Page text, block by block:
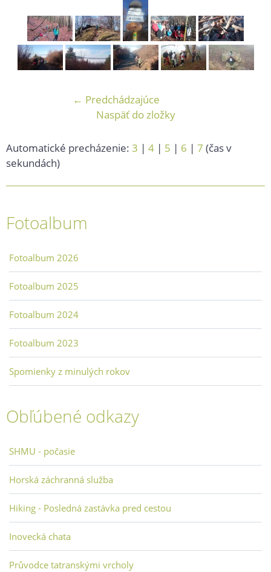
← Predchádzajúce
Naspäť do zložky
Automatické precházenie: 3 | 4 | 5 | 6 | 7 (čas v
sekundách)
Fotoalbum
Fotoalbum 2026
Fotoalbum 2025
Fotoalbum 2024
Fotoalbum 2023
Spomienky z minulých rokov
Obľúbené odkazy
SHMU - počasie
Horská záchranná služba
Hiking - Posledná zastávka pred cestou
Inovecká chata
Průvodce tatranskými vrcholy